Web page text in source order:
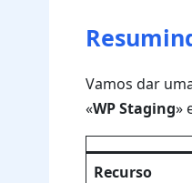
Vamos dar
«WP Staging»
Recurso